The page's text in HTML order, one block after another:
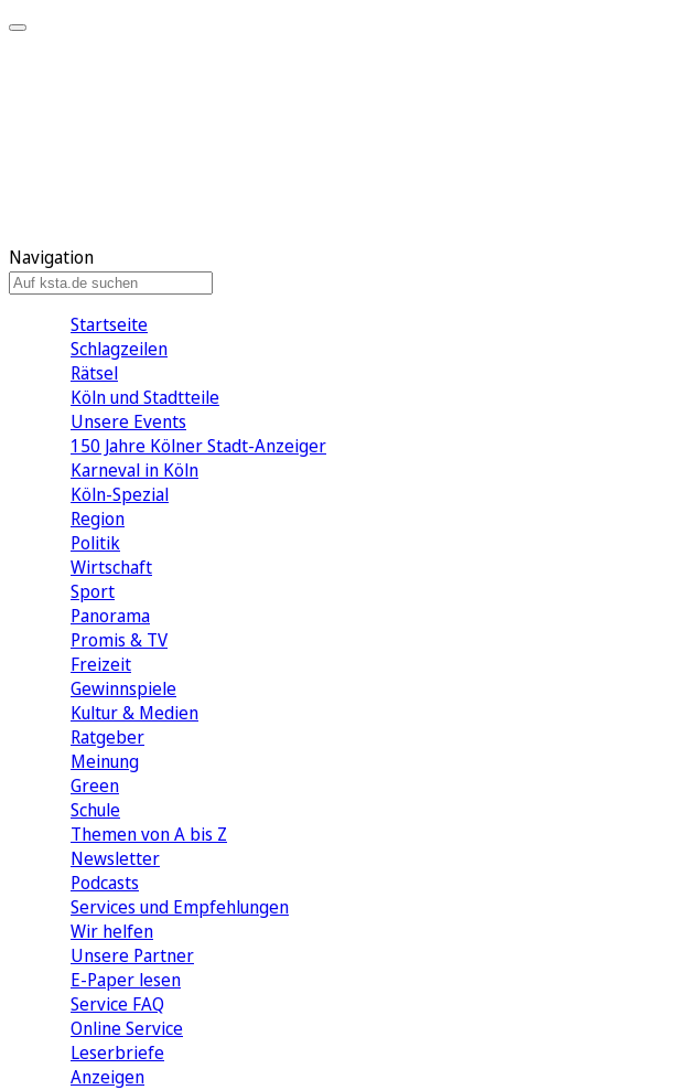
Navigation
Startseite
Schlagzeilen
Rätsel
Köln und Stadtteile
Unsere Events
150 Jahre Kölner Stadt-Anzeiger
Karneval in Köln
Köln-Spezial
Region
Politik
Wirtschaft
Sport
Panorama
Promis & TV
Freizeit
Gewinnspiele
Kultur & Medien
Ratgeber
Meinung
Green
Schule
Themen von A bis Z
Newsletter
Podcasts
Services und Empfehlungen
Wir helfen
Unsere Partner
E-Paper lesen
Service FAQ
Online Service
Leserbriefe
Anzeigen